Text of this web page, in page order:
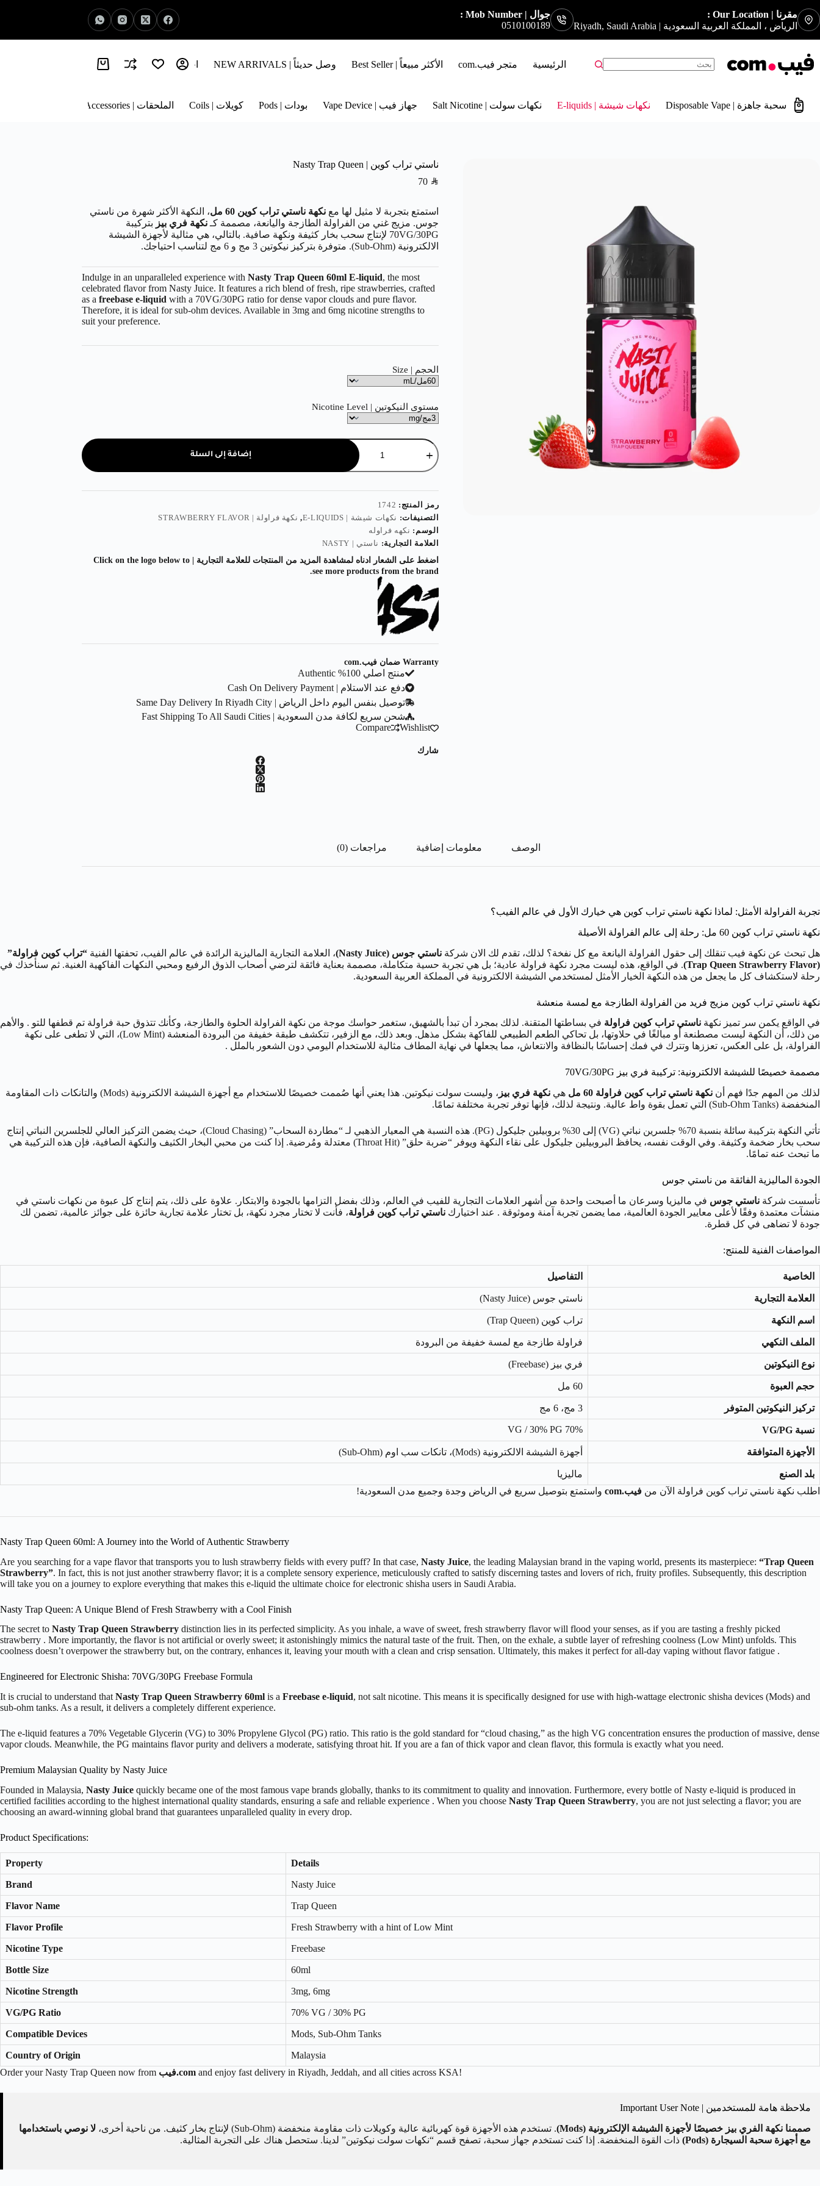
مقرنا | Our Location :
الرياض ، المملكة العربية السعودية | Riyadh, Saudi Arabia
جوال | Mob Number :
0510100189
الرئيسية متجر فيب.com الأكثر مبيعاً | Best Seller وصل حديثاً | NEW ARRIVALS اخبار الفيب | Vape News
سحبة جاهزة | Disposable Vape نكهات شيشة | E-liquids نكهات سولت | Salt Nicotine جهاز فيب | Vape Device بودات | Pods كويلات | Coils الملحقات | Accessories
ناستي تراب كوين | Nasty Trap Queen
70 SAR
استمتع بتجربة لا مثيل لها مع نكهة ناستي تراب كوين 60 مل
، النكهة الأكثر شهرة من ناستي
جوس. مزيج غني من الفراولة الطازجة واليانعة، مصممة كـ نكهة فري بيز بتركيبة
70VG/30PG لإنتاج سحب بخار كثيفة ونكهة صافية. بالتالي، هي مثالية لأجهزة الشيشة
الالكترونية (Sub-Ohm). متوفرة بتركيز نيكوتين 3 مج و 6 مج لتناسب احتياجك.
Indulge in an unparalleled experience withNasty Trap Queen 60ml E-liquid, the most
celebrated flavor from Nasty Juice. It features a rich blend of fresh, ripe strawberries, crafted
as afreebase e-liquid with a 70VG/30PG ratio for dense vapor clouds and pure flavor.
Therefore, it is ideal for sub-ohm devices. Available in 3mg and 6mg nicotine strengths to
suit your preference.
الحجم | Size
مستوى النيكوتين | Nicotine Level
إضافة إلى السلة
رمز المنتج: 1742
التصنيفات: نكهات شيشة | E-LIQUIDS , نكهة فراولة | STRAWBERRY FLAVOR
الوسم: نكهه فراوله
العلامة التجارية: ناستي | NASTY
اضغط على الشعار ادناه لمشاهدة المزيد من المنتجات للعلامة التجارية | Click on the logo below to
see more products from the brand.
Warranty ضمان فيب.com
منتج اصلي 100% Authentic
دفع عند الاستلام | Cash On Delivery Payment
توصيل بنفس اليوم داخل الرياض | Same Day Delivery In Riyadh City
شحن سريع لكافة مدن السعودية | Fast Shipping To All Saudi Cities
Wishlist
Compare
شارك
الوصف معلومات إضافية مراجعات (0)
تجربة الفراولة الأمثل: لماذا نكهة ناستي تراب كوين هي خيارك الأول في عالم الفيب؟
نكهة ناستي تراب كوين 60 مل: رحلة إلى عالم الفراولة الأصيلة
هل تبحث عن نكهة فيب تنقلك إلى حقول الفراولة اليانعة مع كل نفخة؟ لذلك، تقدم لك الان شركة ناستي جوس (Nasty Juice) ، العلامة التجارية الماليزية الرائدة في عالم الفيب، تحفتها الفنية “تراب كوين فراولة”
(Trap Queen Strawberry Flavor)
. في الواقع، هذه ليست مجرد نكهة فراولة عادية؛ بل هي تجربة حسية متكاملة، مصممة بعناية فائقة لترضي أصحاب الذوق الرفيع ومحبي النكهات الفاكهية الغنية. ثم سنأخذك في
رحلة لاستكشاف كل ما يجعل من هذه النكهة الخيار الأمثل لمستخدمي الشيشة الالكترونية في المملكة العربية السعودية.
نكهة ناستي تراب كوين مزيج فريد من الفراولة الطازجة مع لمسة منعشة
في الواقع يكمن سر تميز نكهة ناستي تراب كوين فراولة في بساطتها المتقنة. لذلك بمجرد أن تبدأ بالشهيق، ستغمر حواسك موجة من نكهة الفراولة الحلوة والطازجة، وكأنك تتذوق حبة فراولة تم قطفها للتو . والأهم
من ذلك، أن النكهة ليست مصطنعة أو مبالغًا في حلاوتها، بل تحاكي الطعم الطبيعي للفاكهة بشكل مذهل. وبعد ذلك، مع الزفير، تتكشف طبقة خفيفة من البرودة المنعشة (Low Mint)، التي لا تطغى على نكهة
الفراولة، بل على العكس، تعززها وتترك في فمك إحساسًا بالنظافة والانتعاش، مما يجعلها في نهاية المطاف مثالية للاستخدام اليومي دون الشعور بالملل .
مصممة خصيصًا للشيشة الالكترونية: تركيبة فري بيز 70VG/30PG
لذلك من المهم جدًا فهم أن نكهة ناستي تراب كوين فراولة 60 مل هي نكهة فري بيز
، وليست سولت نيكوتين. هذا يعني أنها صُممت خصيصًا للاستخدام مع أجهزة الشيشة الالكترونية (Mods) والتانكات ذات المقاومة
المنخفضة (Sub-Ohm Tanks) التي تعمل بقوة واط عالية. ونتيجة لذلك، فإنها توفر تجربة مختلفة تمامًا.
تأتي النكهة بتركيبة سائلة بنسبة 70% جلسرين نباتي (VG) إلى 30% بروبيلين جليكول (PG). هذه النسبة هي المعيار الذهبي لـ “مطاردة السحاب” (Cloud Chasing)، حيث يضمن التركيز العالي للجلسرين النباتي إنتاج
سحب بخار ضخمة وكثيفة. وفي الوقت نفسه، يحافظ البروبيلين جليكول على نقاء النكهة ويوفر “ضربة حلق” (Throat Hit) معتدلة ومُرضية. إذا كنت من محبي البخار الكثيف والنكهة الصافية، فإن هذه التركيبة هي
ما تبحث عنه تمامًا.
الجودة الماليزية الفائقة من ناستي جوس
تأسست شركة ناستي جوس في ماليزيا وسرعان ما أصبحت واحدة من أشهر العلامات التجارية للفيب في العالم، وذلك بفضل التزامها بالجودة والابتكار. علاوة على ذلك، يتم إنتاج كل عبوة من نكهات ناستي في
منشآت معتمدة وفقًا لأعلى معايير الجودة العالمية، مما يضمن تجربة آمنة وموثوقة . عند اختيارك ناستي تراب كوين فراولة، فأنت لا تختار مجرد نكهة، بل تختار علامة تجارية حائزة على جوائز عالمية، تضمن لك
جودة لا تضاهى في كل قطرة.
المواصفات الفنية للمنتج:
الخاصية التفاصيل
العلامة التجارية ناستي جوس (Nasty Juice)
اسم النكهة تراب كوين (Trap Queen)
الملف النكهي فراولة طازجة مع لمسة خفيفة من البرودة
نوع النيكوتين فري بيز (Freebase)
حجم العبوة 60 مل
تركيز النيكوتين المتوفر 3 مج، 6 مج
نسبة VG/PG 70% VG / 30% PG
الأجهزة المتوافقة أجهزة الشيشة الالكترونية (Mods)، تانكات سب اوم (Sub-Ohm)
بلد الصنع
ماليزيا
اطلب نكهة ناستي تراب كوين فراولة الآن من فيب.com واستمتع بتوصيل سريع في الرياض وجدة وجميع مدن السعودية!
Nasty Trap Queen 60ml: A Journey into the World of Authentic Strawberry
Are you searching for a vape flavor that transports you to lush strawberry fields with every puff? In that case, Nasty Juice, the leading Malaysian brand in the vaping world, presents its masterpiece: “Trap Queen
Strawberry”. In fact, this is not just another strawberry flavor; it is a complete sensory experience, meticulously crafted to satisfy discerning tastes and lovers of rich, fruity profiles. Subsequently, this description
will take you on a journey to explore everything that makes this e-liquid the ultimate choice for electronic shisha users in Saudi Arabia.
Nasty Trap Queen: A Unique Blend of Fresh Strawberry with a Cool Finish
The secret to Nasty Trap Queen Strawberry distinction lies in its perfected simplicity. As you inhale, a wave of sweet, fresh strawberry flavor will flood your senses, as if you are tasting a freshly picked
strawberry . More importantly, the flavor is not artificial or overly sweet; it astonishingly mimics the natural taste of the fruit. Then, on the exhale, a subtle layer of refreshing coolness (Low Mint) unfolds. This
coolness doesn’t overpower the strawberry but, on the contrary, enhances it, leaving your mouth with a clean and crisp sensation. Ultimately, this makes it perfect for all-day vaping without flavor fatigue .
Engineered for Electronic Shisha: 70VG/30PG Freebase Formula
It is crucial to understand that Nasty Trap Queen Strawberry 60ml is a Freebase e-liquid, not salt nicotine. This means it is specifically designed for use with high-wattage electronic shisha devices (Mods) and
sub-ohm tanks. As a result, it delivers a completely different experience.
The e-liquid features a 70% Vegetable Glycerin (VG) to 30% Propylene Glycol (PG) ratio. This ratio is the gold standard for “cloud chasing,” as the high VG concentration ensures the production of massive, dense
vapor clouds. Meanwhile, the PG maintains flavor purity and delivers a moderate, satisfying throat hit. If you are a fan of thick vapor and clean flavor, this formula is exactly what you need.
Premium Malaysian Quality by Nasty Juice
Founded in Malaysia, Nasty Juice quickly became one of the most famous vape brands globally, thanks to its commitment to quality and innovation. Furthermore, every bottle of Nasty e-liquid is produced in
certified facilities according to the highest international quality standards, ensuring a safe and reliable experience . When you choose Nasty Trap Queen Strawberry, you are not just selecting a flavor; you are
choosing an award-winning global brand that guarantees unparalleled quality in every drop.
Product Specifications:
Property Details
Brand Nasty Juice
Flavor Name Trap Queen
Flavor Profile Fresh Strawberry with a hint of Low Mint
Nicotine Type Freebase
Bottle Size 60ml
Nicotine Strength 3mg, 6mg
VG/PG Ratio 70% VG / 30% PG
Compatible Devices Mods, Sub-Ohm Tanks
Country of Origin
Malaysia
Order your Nasty Trap Queen now from
فيب.com and enjoy fast delivery in Riyadh, Jeddah, and all cities across KSA!
ملاحظة هامة للمستخدمين | Important User Note
صممنا نكهة الفري بيز خصيصًا لأجهزة الشيشة الإلكترونية (Mods)
. تستخدم هذه الأجهزة قوة كهربائية عالية وكويلات ذات مقاومة منخفضة (Sub-Ohm) لإنتاج بخار كثيف. من ناحية أخرى،
لا نوصي باستخدامها
مع أجهزة سحبة السيجارة (Pods)
ذات القوة المنخفضة. إذا كنت تستخدم جهاز سحبة، تصفح قسم “نكهات سولت نيكوتين” لدينا. ستحصل هناك على التجربة المثالية.